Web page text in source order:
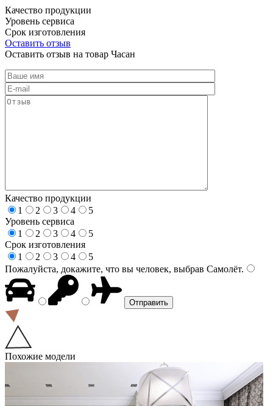
Качество продукции
Уровень сервиса
Срок изготовления
Оставить отзыв
Оставить отзыв на товар Часан
Качество продукции
1
2 3 4
5
Уровень сервиса
1
2 3 4
5
Срок изготовления
1
2 3 4
5
Пожалуйста, докажите, что вы человек, выбрав Самолёт.
Похожие модели